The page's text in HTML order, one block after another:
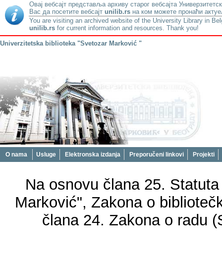
Овај вебсајт представља архиву старог вебсајта
Вас да посетите вебсајт unilib.rs на ком можете пронаћи
You are visiting an archived website of the University Library in
unilib.rs for current information and resources. Thank you!
Univerzitetska biblioteka "Svetozar Marković "
O nama Usluge Elektronska izdanja Preporučeni linkovi Projekti
Nа оsnоvu člаnа 25.
Маrkоvić", Zаkоnа о
člаnа 24. Zаkоnа о rаdu